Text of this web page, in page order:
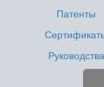
Патенты
Руководства